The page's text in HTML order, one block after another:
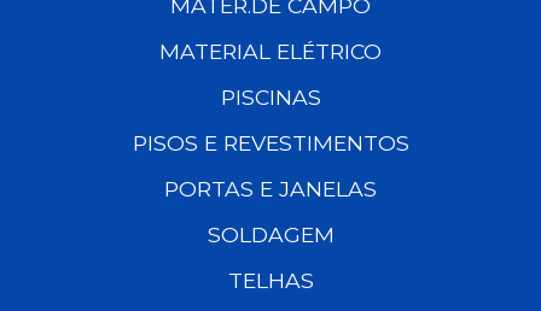
MATER.DE CAMPO
MATERIAL ELÉTRICO
PISCINAS
PISOS E REVESTIMENTOS
PORTAS E JANELAS
SOLDAGEM
TELHAS